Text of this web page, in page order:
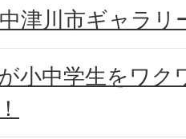
津川市ギャラリ
小中学生をワ